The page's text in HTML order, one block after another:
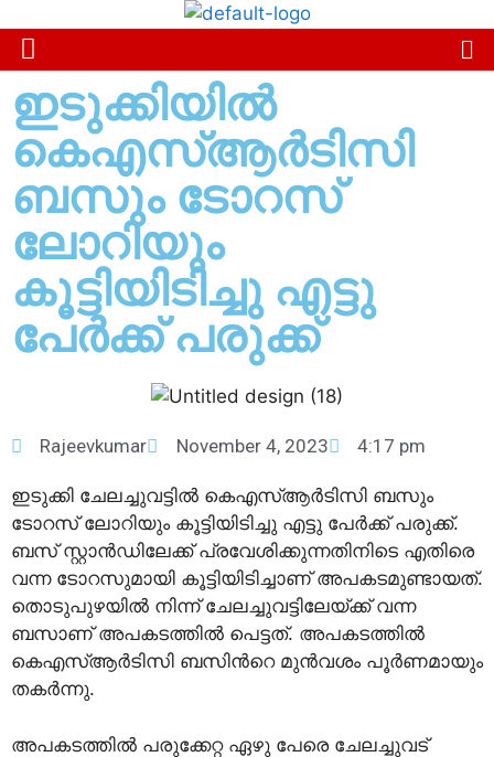
ഇടുക്കിയിൽ
കെഎസ്ആർടിസി
ബസും ടോറസ്
ലോറിയും
കൂട്ടിയിടിച്ചു എട്ടു
പേ‍ർക്ക് പരുക്ക്
Rajeevkumar November 4, 2023 4:17 pm
ഇടുക്കി ചേലച്ചുവട്ടില്‍ കെഎസ്ആർടിസി ബസും
ടോറസ് ലോറിയും കൂട്ടിയിടിച്ചു എട്ടു പേ‍ർക്ക് പരുക്ക്.
ബസ് സ്റ്റാൻഡിലേക്ക് പ്രവേശിക്കുന്നതിനിടെ എതിരെ
വന്ന ടോറസുമായി കൂട്ടിയിടിച്ചാണ് അപകടമുണ്ടായത്.
തൊടുപുഴയിൽ നിന്ന് ചേലച്ചുവട്ടിലേയ്ക്ക് വന്ന
ബസാണ് അപകടത്തിൽ പെട്ടത്. അപകടത്തില്‍
കെഎസ്ആര്‍ടിസി ബസിന്‍റെ മുന്‍വശം പൂര്‍ണമായും
തകര്‍ന്നു.
അപകടത്തില്‍ പരുക്കേറ്റ ഏഴു പേരെ ചേലച്ചുവട്